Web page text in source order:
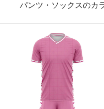
パンツ・ソックスのカ